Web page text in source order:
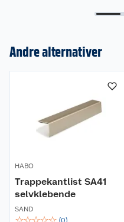
Andre alternativer
HABO
Trappekantlist SA41
selvklebende
SAND
(0)
Kundeservice
Butikker
Kontakt oss
Retur- og angrerett
Våre merkevarer
Våre kjeder
Kjøpsvilkår
Hageinspirasjon